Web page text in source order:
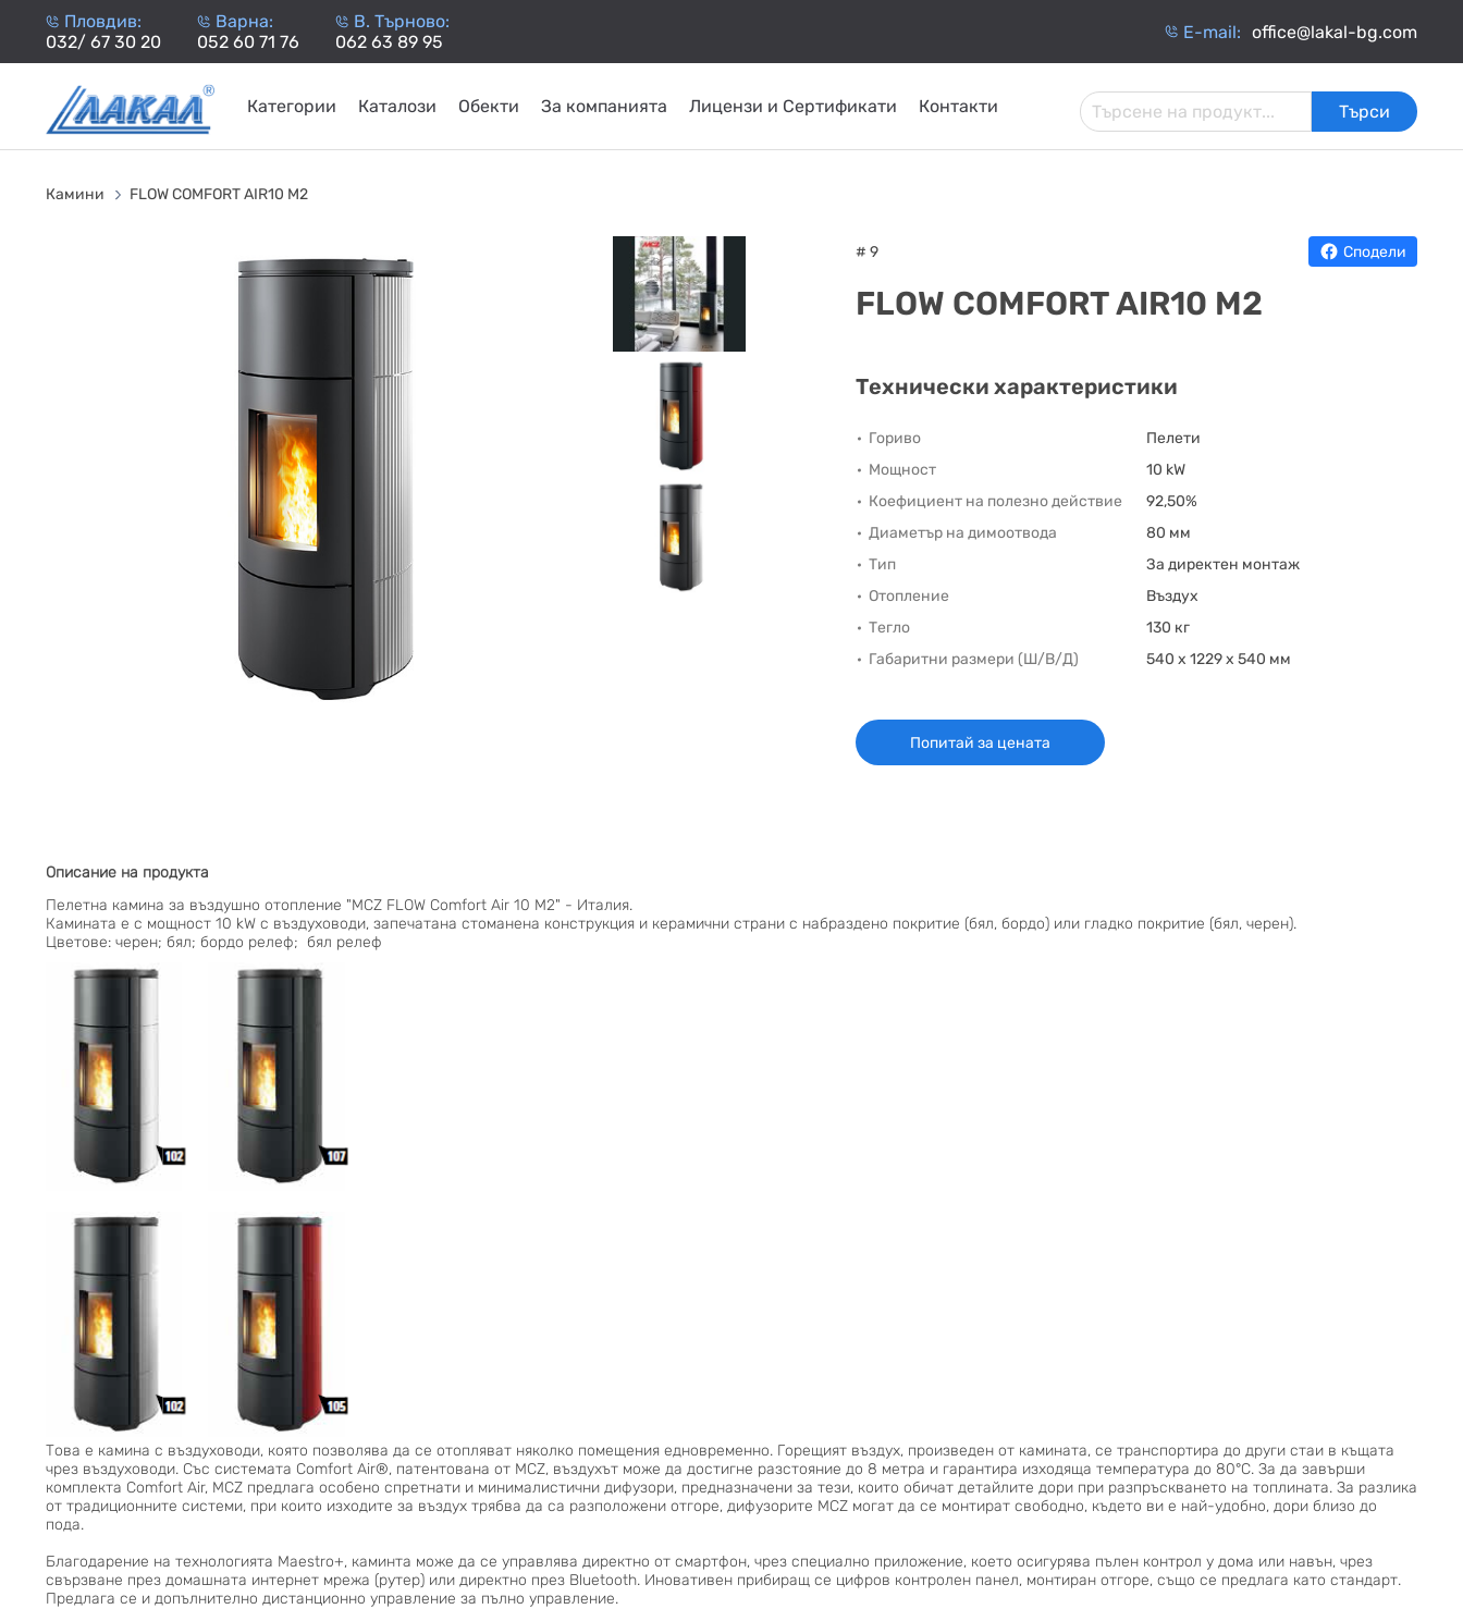
Пловдив:
032/ 67 30 20
Варна:
052 60 71 76
В. Търново:
062 63 89 95
Е-mail: office@lakal-bg.com
Категории
НА
НА
КОТЛИ
Каталози Обекти За компанията Лицензи и Сертификати Контакти Търси
Камини FLOW COMFORT AIR10 M2
# 9 Сподели
FLOW COMFORT AIR10 M2
Технически характеристики
Гориво
Пелети
Мощност
10 kW
Коефициент на полезно действие
92,50%
Диаметър на димоотвода
80 мм
Тип
За директен монтаж
Отопление
Въздух
Тегло
130 кг
Габаритни размери (Ш/В/Д)
540 x 1229 x 540 мм
Попитай за цената
Описание на продукта
Пелетна камина за въздушно отопление "MCZ FLOW Comfort Air 10 M2" - Италия.
Камината е с мощност 10 kW с въздуховоди, запечатана стоманена конструкция и керамични страни с набраздено покритие (бял, бордо) или гладко покритие (бял, черен).
Цветове: черен; бял; бордо релеф; бял релеф
Това е камина с въздуховоди, която позволява да се отопляват няколко помещения едновременно. Горещият въздух, произведен от камината, се транспортира до други стаи в къщата
чрез въздуховоди. Със системата Comfort Air®, патентована от MCZ, въздухът може да достигне разстояние до 8 метра и гарантира изходяща температура до 80°C. За да завърши
комплекта Comfort Air, MCZ предлага особено спретнати и минималистични дифузори, предназначени за тези, които обичат детайлите дори при разпръскването на топлината. За разлика
от традиционните системи, при които изходите за въздух трябва да са разположени отгоре, дифузорите MCZ могат да се монтират свободно, където ви е най-удобно, дори близо до
пода.
Благодарение на технологията Maestro+, каминта може да се управлява директно от смартфон, чрез специално приложение, което осигурява пълен контрол у дома или навън, чрез
свързване през домашната интернет мрежа (рутер) или директно през Bluetooth. Иновативен прибиращ се цифров контролен панел, монтиран отгоре, също се предлага като стандарт.
Предлага се и допълнително дистанционно управление за пълно управление.